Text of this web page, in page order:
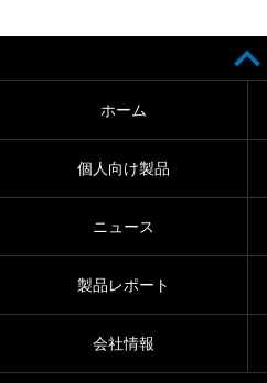
ホーム
個人向け製品
ニュース
製品レポート
会社情報